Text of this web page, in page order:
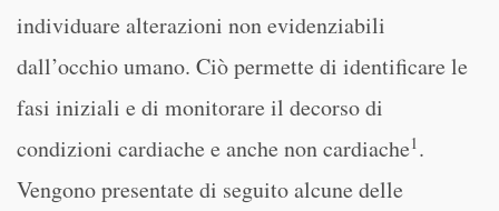
individuare alterazioni non evidenziabili
dall’occhio umano. Ciò permette di identificare le
fasi iniziali e di monitorare il decorso di
condizioni cardiache e anche non cardiache1 .
Vengono presentate di seguito alcune delle